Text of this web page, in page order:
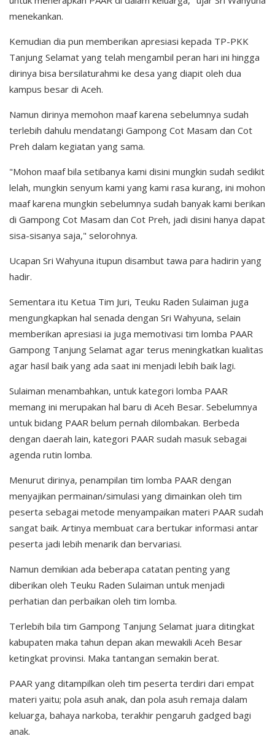
menekankan.
Kemudian dia pun memberikan apresiasi kepada TP-PKK
Tanjung Selamat yang telah mengambil peran hari ini hingga
dirinya bisa bersilaturahmi ke desa yang diapit oleh dua
kampus besar di Aceh.
Namun dirinya memohon maaf karena sebelumnya sudah
terlebih dahulu mendatangi Gampong Cot Masam dan Cot
Preh dalam kegiatan yang sama.
"Mohon maaf bila setibanya kami disini mungkin sudah sedikit
lelah, mungkin senyum kami yang kami rasa kurang, ini mohon
maaf karena mungkin sebelumnya sudah banyak kami berikan
di Gampong Cot Masam dan Cot Preh, jadi disini hanya dapat
sisa-sisanya saja," selorohnya.
Ucapan Sri Wahyuna itupun disambut tawa para hadirin yang
hadir.
Sementara itu Ketua Tim Juri, Teuku Raden Sulaiman juga
mengungkapkan hal senada dengan Sri Wahyuna, selain
memberikan apresiasi ia juga memotivasi tim lomba PAAR
Gampong Tanjung Selamat agar terus meningkatkan kualitas
agar hasil baik yang ada saat ini menjadi lebih baik lagi.
Sulaiman menambahkan, untuk kategori lomba PAAR
memang ini merupakan hal baru di Aceh Besar. Sebelumnya
untuk bidang PAAR belum pernah dilombakan. Berbeda
dengan daerah lain, kategori PAAR sudah masuk sebagai
agenda rutin lomba.
Menurut dirinya, penampilan tim lomba PAAR dengan
menyajikan permainan/simulasi yang dimainkan oleh tim
peserta sebagai metode menyampaikan materi PAAR sudah
sangat baik. Artinya membuat cara bertukar informasi antar
peserta jadi lebih menarik dan bervariasi.
Namun demikian ada beberapa catatan penting yang
diberikan oleh Teuku Raden Sulaiman untuk menjadi
perhatian dan perbaikan oleh tim lomba.
Terlebih bila tim Gampong Tanjung Selamat juara ditingkat
kabupaten maka tahun depan akan mewakili Aceh Besar
ketingkat provinsi. Maka tantangan semakin berat.
PAAR yang ditampilkan oleh tim peserta terdiri dari empat
materi yaitu; pola asuh anak, dan pola asuh remaja dalam
keluarga, bahaya narkoba, terakhir pengaruh gadged bagi
anak.